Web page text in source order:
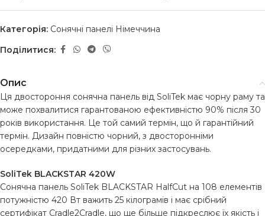
Категорія: Сонячні панелі Німеччина
Поділитися:
Опис
Ця двостороння сонячна панель від SoliTek має чорну раму та
може похвалитися гарантованою ефективністю 90% після 30
років використання. Це той самий термін, що й гарантійний
термін. Дизайн повністю чорний, з двосторонніми
осередками, придатними для різних застосувань.
SoliTek BLACKSTAR 420W
Сонячна панель SoliTek BLACKSTAR HalfCut на 108 елементів
потужністю 420 Вт важить 25 кілограмів і має срібний
сертифікат Cradle2Cradle, що ще більше підкреслює їх якість і